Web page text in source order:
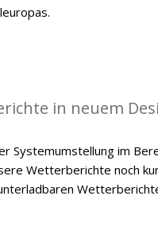
in neuem
Systemumstellung im
Wetterberichte noch